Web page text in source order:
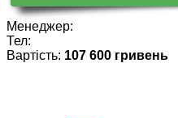
Менеджер:
Тел:
Вартість: 107 600 гривень